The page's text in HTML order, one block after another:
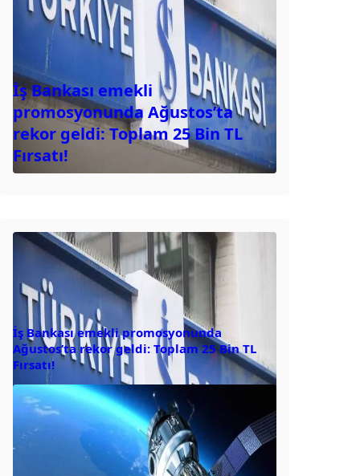
İş Bankası emekli
promosyonunda Ağustos’ta
rekor geldi: Toplam 25 Bin TL
Fırsatı!
İş Bankası emekli promosyonunda
Ağustos’ta rekor geldi: Toplam 25 Bin TL
Fırsatı!